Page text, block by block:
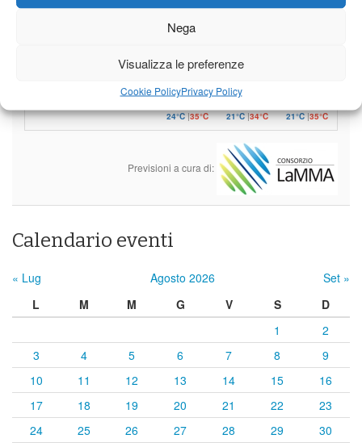
Nega
Visualizza le preferenze
Cookie PolicyPrivacy Policy
24°C|38°C 21°C|37°C 21°C|38°C
24°C |35°C 21°C
Castelnuovo Garfagnana
24°C|35°C 21°C|34°C 21°C|35°C
Previsioni a cura di:
Calendario eventi
« Lug Agosto 2026
Set »
L
M M G V S
D
1
2
3
4 5 6 7 8
9
10
11 12 13 14 15
16
17
18 19 20 21 22
23
24
25 26 27 28 29 30